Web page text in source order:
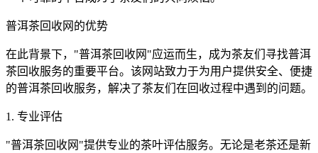
普洱茶回收网的优势
在此背景下，"普洱茶回收网"应运而生，成为茶友们寻找普洱
茶回收服务的重要平台。该网站致力于为用户提供安全、便捷
的普洱茶回收服务，解决了茶友们在回收过程中遇到的问题。
1. 专业评估
"普洱茶回收网"提供专业的茶叶评估服务。无论是老茶还是新